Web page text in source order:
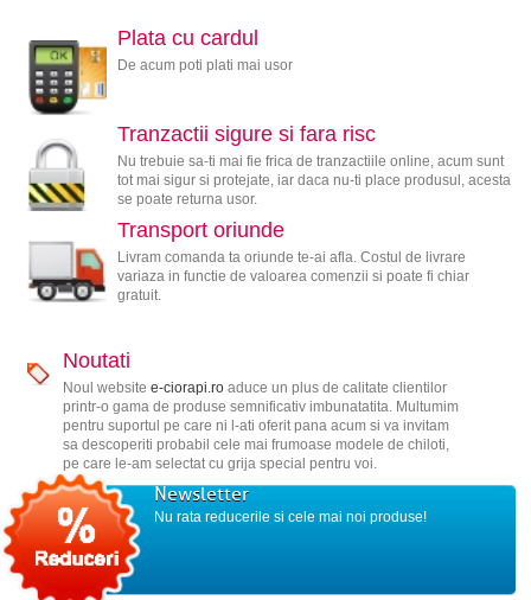
Plata cu cardul
De acum poti plati mai usor
Tranzactii sigure si fara risc
Nu trebuie sa-ti mai fie frica de tranzactiile online, acum sunt
tot mai sigur si protejate, iar daca nu-ti place produsul, acesta
se poate returna usor.
Transport oriunde
Livram comanda ta oriunde te-ai afla. Costul de livrare
variaza in functie de valoarea comenzii si poate fi chiar
gratuit.
Noutati
Noul website e-ciorapi.roaduce un plus de calitate clientilor
printr-o gama de produse semnificativ imbunatatita. Multumim
pentru suportul pe care ni l-ati oferit pana acum si va invitam
sa descoperiti probabil cele mai frumoase modele de chiloti,
pe care le-am selectat cu grija special pentru voi.
Newsletter
Nu rata reducerile si cele mai noi produse!